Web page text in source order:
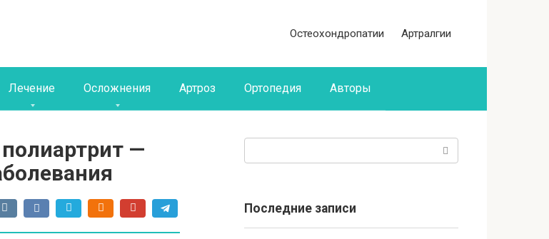
Остеохондропатии Артралгии
Лечение Осложнения Артроз Ортопедия Авторы
—
Последние записи